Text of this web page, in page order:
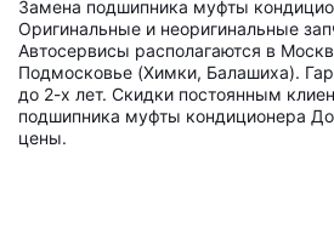
Замена подшипника муфты
Оригинальные и неоригинальные
Автосервисы располагаются в
Подмосковье (Химки, Балашиха).
до 2-х лет. Скидки постоянным
подшипника муфты кондиционера
цены.